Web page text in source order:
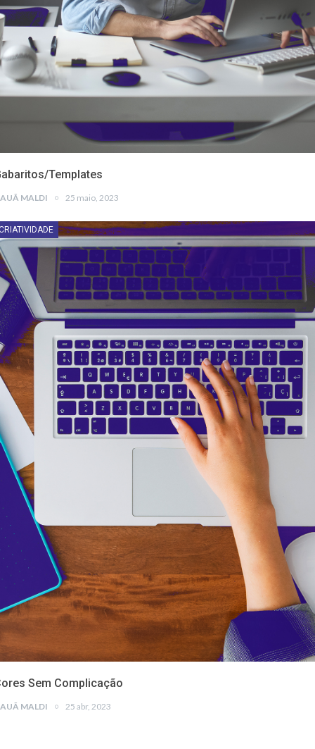
Templates
MALDI 25 maio, 2023
Sem Complicação
MALDI 25 abr, 2023